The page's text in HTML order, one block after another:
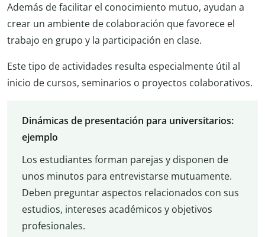
Además de facilitar el conocimiento mutuo, ayudan a
crear un ambiente de colaboración que favorece el
trabajo en grupo y la participación en clase.
Este tipo de actividades resulta especialmente útil al
inicio de cursos, seminarios o proyectos colaborativos.
Dinámicas de presentación para universitarios:
ejemplo
Los estudiantes forman parejas y disponen de
unos minutos para entrevistarse mutuamente.
Deben preguntar aspectos relacionados con sus
estudios, intereses académicos y objetivos
profesionales.